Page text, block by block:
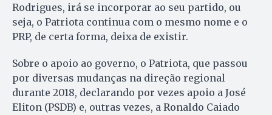
Rodrigues, irá se incorporar ao seu partido, ou
seja, o Patriota continua com o mesmo nome e o
PRP, de certa forma, deixa de existir.
Sobre o apoio ao governo, o Patriota, que passou
por diversas mudanças na direção regional
durante 2018, declarando por vezes apoio a José
Eliton (PSDB) e, outras vezes, a Ronaldo Caiado